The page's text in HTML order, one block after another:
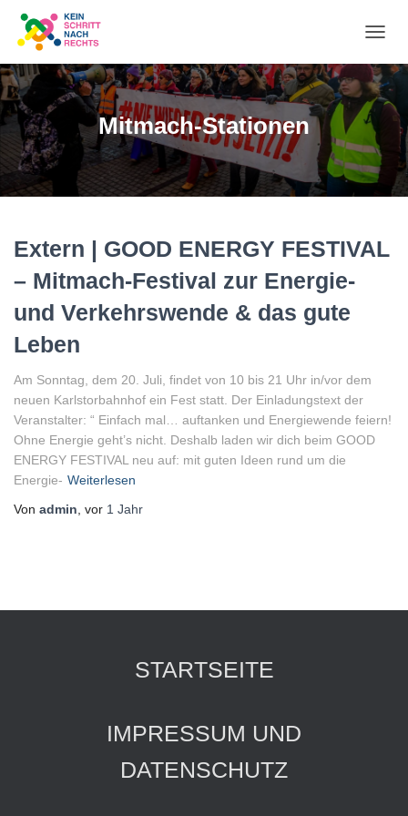
Mitmach-Stationen
Extern | GOOD ENERGY FESTIVAL
– Mitmach-Festival zur Energie-
und Verkehrswende & das gute
Leben
Am Sonntag, dem 20. Juli, findet von 10 bis 21 Uhr in/vor dem
neuen Karlstorbahnhof ein Fest statt. Der Einladungstext der
Veranstalter: “ Einfach mal… auftanken und Energiewende feiern!
Ohne Energie geht’s nicht. Deshalb laden wir dich beim GOOD
ENERGY FESTIVAL neu auf: mit guten Ideen rund um die
Energie- Weiterlesen
Von admin , vor 1 Jahr
STARTSEITE
IMPRESSUM UND
DATENSCHUTZ